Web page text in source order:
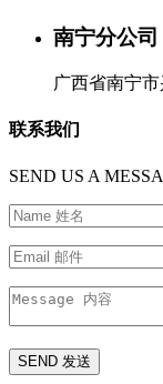
南宁分公司
广西省南宁
联系我们
SEND US A